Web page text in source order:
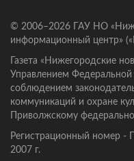
© 2006–2026 ГАУ НО
информационный центр»
Газета «Нижегородские
Управлением
соблюдением
коммуникаций и охране
Приволжскому
Регистрационный номер
2007 г.